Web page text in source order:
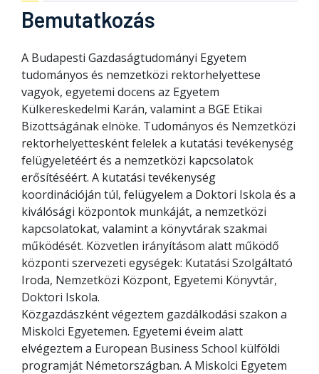
Bemutatkozás
A Budapesti Gazdaságtudományi Egyetem
tudományos és nemzetközi rektorhelyettese
vagyok, egyetemi docens az Egyetem
Külkereskedelmi Karán, valamint a BGE Etikai
Bizottságának elnöke. Tudományos és Nemzetközi
rektorhelyettesként felelek a kutatási tevékenység
felügyeletéért és a nemzetközi kapcsolatok
erősítéséért. A kutatási tevékenység
koordinációján túl, felügyelem a Doktori Iskola és a
kiválósági központok munkáját, a nemzetközi
kapcsolatokat, valamint a könyvtárak szakmai
működését. Közvetlen irányításom alatt működő
központi szervezeti egységek: Kutatási Szolgáltató
Iroda, Nemzetközi Központ, Egyetemi Könyvtár,
Doktori Iskola.
Közgazdászként végeztem gazdálkodási szakon a
Miskolci Egyetemen. Egyetemi éveim alatt
elvégeztem a European Business School külföldi
programját Németországban. A Miskolci Egyetem